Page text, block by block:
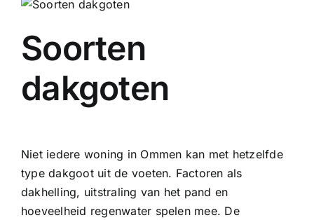
Soorten
dakgoten
Niet iedere woning in Ommen kan met hetzelfde
type dakgoot uit de voeten. Factoren als
dakhelling, uitstraling van het pand en
hoeveelheid regenwater spelen mee. De